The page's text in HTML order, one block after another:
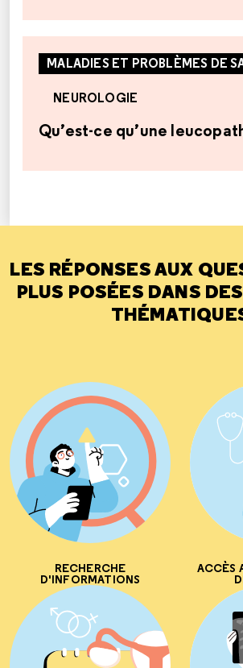
MALADIES ET PROBLÈMES DE
NEUROLOGIE
Qu’est-ce qu’une
LES RÉPONSES AUX
PLUS POSÉES DANS
RECHERCHE
D'INFORMATIONS
ACCÈS